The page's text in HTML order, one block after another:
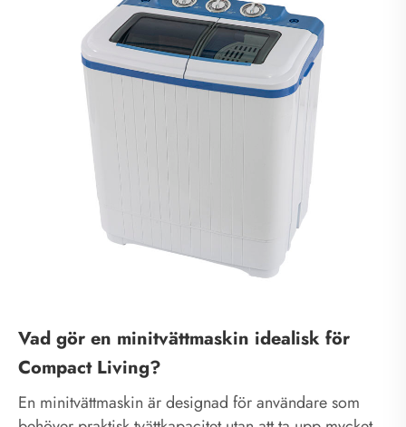
Vad gör en minitvättmaskin idealisk för
Compact Living?
En minitvättmaskin är designad för användare som